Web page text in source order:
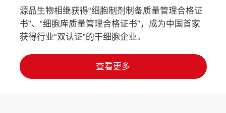
源品生物相继获得“细胞制剂制备质量管理合格证
书”、“细胞库质量管理合格证书”，成为中国首家
获得行业“双认证”的干细胞企业。
查看更多